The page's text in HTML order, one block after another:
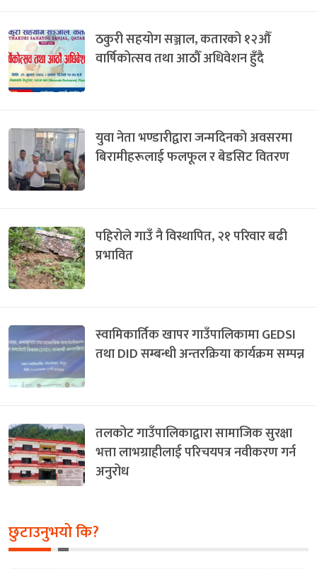
ठकुरी सहयोग सञ्जाल, कतारको १२औँ
वार्षिकोत्सव तथा आठौँ अधिवेशन हुँदै
युवा नेता भण्डारीद्वारा जन्मदिनको अवसरमा
बिरामीहरूलाई फलफूल र बेडसिट वितरण
पहिरोले गाउँ नै विस्थापित, २१ परिवार बढी
प्रभावित
स्वामिकार्तिक खापर गाउँपालिकामा GEDSI
तथा DID सम्बन्धी अन्तरक्रिया कार्यक्रम सम्पन्न
तलकोट गाउँपालिकाद्वारा सामाजिक सुरक्षा
भत्ता लाभग्राहीलाई परिचयपत्र नवीकरण गर्न
अनुरोध
छुटाउनुभयो कि?